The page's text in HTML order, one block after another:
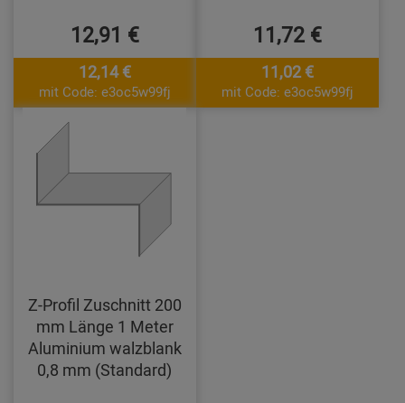
12,91 €
12,14 €
mit Code: e3oc5w99fj
11,72 €
11,02 €
mit Code: e3oc5w99fj
Z-Profil Zuschnitt 200
mm Länge 1 Meter
Aluminium walzblank
0,8 mm (Standard)